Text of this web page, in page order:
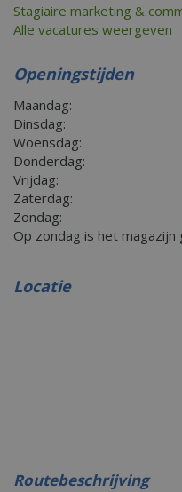
Locatie
Routebeschrijving
Stagiaire marketing &
Alle vacatures weergeven
Openingstijden
Maandag:
Dinsdag:
Woensdag:
Donderdag:
Vrijdag:
Zaterdag:
Zondag:
Op zondag is het magazijn